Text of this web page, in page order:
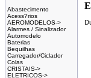
Abastecimento
Acess?rios
AEROMODELOS->
Alarmes / Sinalizador
Automodelo
Baterias
Bequilhas
Carregador/Ciclador
Colas
CRISTAIS->
ELETRICOS->